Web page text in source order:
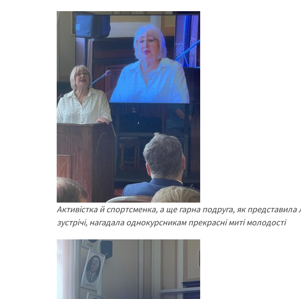
Активістка й спортсменка, а ще гарна подруга, як
зустрічі, нагадала однокурсникам прекрасні миті молодості